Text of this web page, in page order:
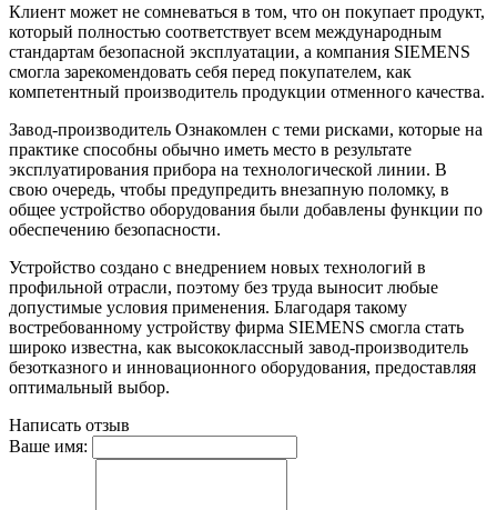
Клиент может не сомневаться в том, что он покупает продукт,
который полностью соответствует всем международным
стандартам безопасной эксплуатации, а компания SIEMENS
смогла зарекомендовать себя перед покупателем, как
компетентный производитель продукции отменного качества.
Завод-производитель Ознакомлен с теми рисками, которые на
практике способны обычно иметь место в результате
эксплуатирования прибора на технологической линии. В
свою очередь, чтобы предупредить внезапную поломку, в
общее устройство оборудования были добавлены функции по
обеспечению безопасности.
Устройство создано с внедрением новых технологий в
профильной отрасли, поэтому без труда выносит любые
допустимые условия применения. Благодаря такому
востребованному устройству фирма SIEMENS смогла стать
широко известна, как высококлассный завод-производитель
безотказного и инновационного оборудования, предоставляя
оптимальный выбор.
Написать отзыв
Ваше имя: